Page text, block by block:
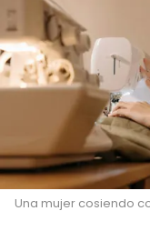
Una mujer cosiendo